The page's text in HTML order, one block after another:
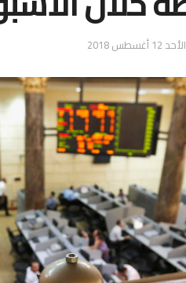
الأحد 12 أغسطس 2018